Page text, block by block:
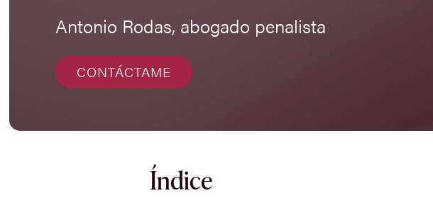
Antonio Rodas, abogado penalista
CONTÁCTAME
Índice